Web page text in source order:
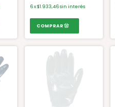
6x$1.933,46sin interés